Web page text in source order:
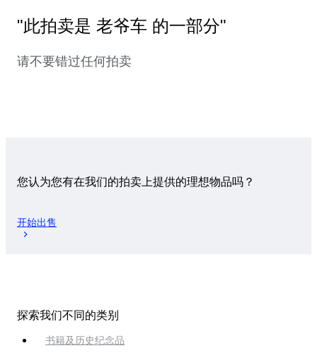
"此拍卖是 老爷车 的一部分"
请不要错过任何拍卖
您认为您有在我们的拍卖上提供的理想物品吗？
开始出售
探索我们不同的类别
书籍及历史纪念品